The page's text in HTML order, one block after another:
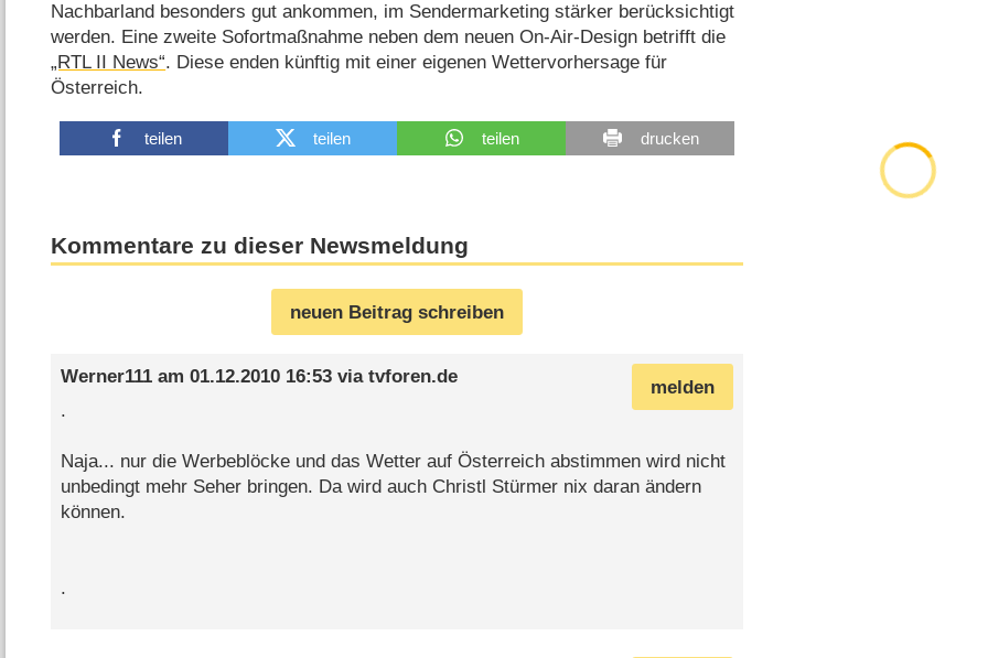
Nachbarland besonders gut ankommen, im Sendermarketing stärker berücksichtigt
werden. Eine zweite Sofortmaßnahme neben dem neuen On-Air-Design betrifft die
„RTL II News“. Diese enden künftig mit einer eigenen Wettervorhersage für
Österreich.
teilen teilen teilen drucken
Kommentare zu dieser Newsmeldung
neuen Beitrag schreiben
melden
Werner111am 01.12.2010 16:53via tvforen.de
.
Naja... nur die Werbeblöcke und das Wetter auf Österreich abstimmen wird nicht
unbedingt mehr Seher bringen. Da wird auch Christl Stürmer nix daran ändern
können.
.